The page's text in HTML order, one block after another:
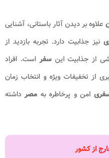
علاوه بر دیدن آثار باستانی، آشنایی
نیز جذابیت دارد. تجربه بازدید از
از جذابیت اینسفراست. افراد
از تخفیفات ویژه و انتخاب زمان
امن و پرخاطره به مصر داشته
از کشور